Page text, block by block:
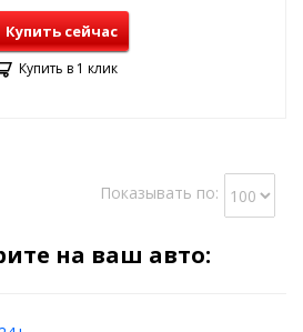
Купить сейчас
Купить в 1 клик
Показывать по:
на ваш авто: